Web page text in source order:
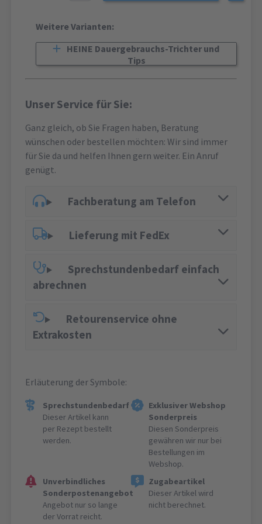
Weitere Varianten:
HEINE Dauergebrauchs-Trichter und
Tips
Unser Service für Sie:
Ganz gleich, ob Sie Fragen haben, Beratung
wünschen oder bestellen möchten: Wir sind immer
für Sie da und helfen Ihnen gern weiter. Ein Anruf
genügt.
Fachberatung am Telefon
Lieferung mit FedEx
Sprechstundenbedarf einfach
abrechnen
Retourenservice ohne
Extrakosten
Erläuterung der Symbole:
Sprechstundenbedarf
Dieser Artikel kann
per Rezept bestellt
werden.
Exklusiver Webshop
Sonderpreis
Diesen Sonderpreis
gewähren wir nur bei
Bestellungen im
Webshop.
Unverbindliches
Sonderpostenangebot
Angebot nur so lange
der Vorrat reicht.
Zugabeartikel
Dieser Artikel wird
nicht berechnet.